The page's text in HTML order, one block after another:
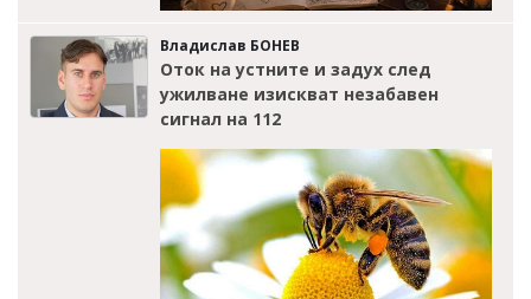
Владислав БОНЕВ
Оток на устните и задух след
ужилване изискват незабавен
сигнал на 112